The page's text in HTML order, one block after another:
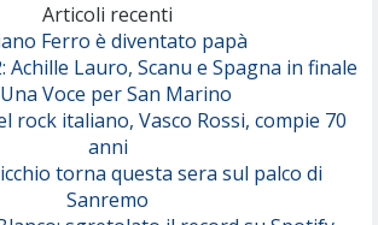
Articoli recenti
Ferro è diventato papà
Achille Lauro, Scanu e Spagna in finale
Voce per San Marino
rock italiano, Vasco Rossi, compie 70
anni
torna questa sera sul palco di
Sanremo